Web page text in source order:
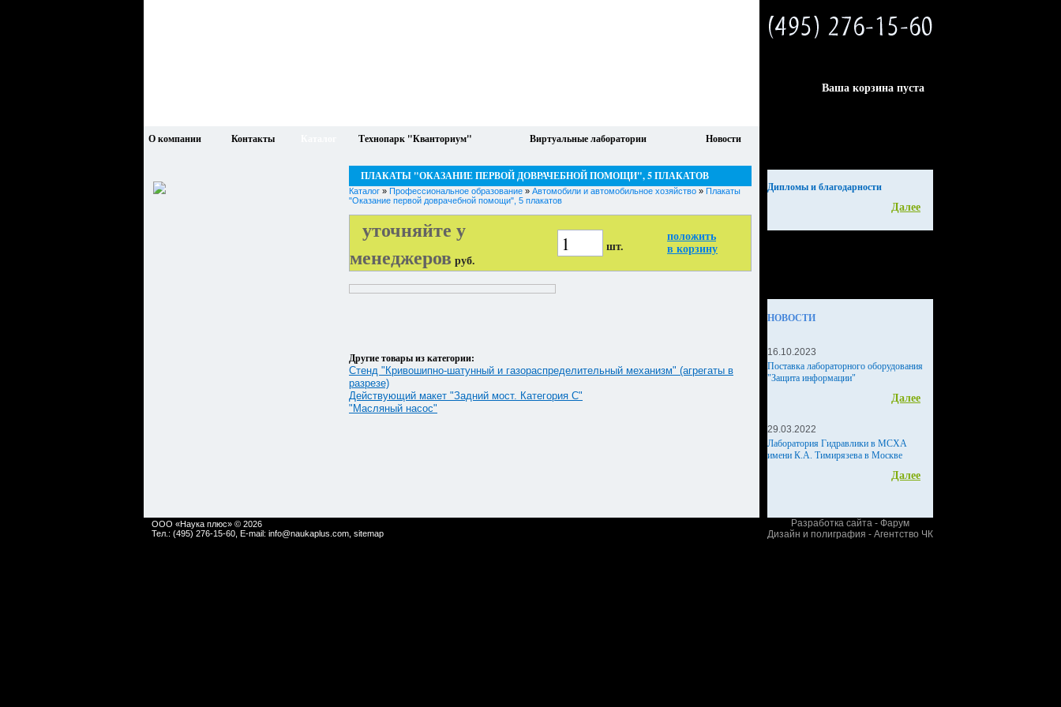
О компании Контакты Технопарк "Кванториум" Виртуальные лаборатории Новости
ПЛАКАТЫ "ОКАЗАНИЕ ПЕРВОЙ ДОВРАЧЕБНОЙ ПОМОЩИ", 5 ПЛАКАТОВ
Каталог » Профессиональное образование » Автомобили и автомобильное хозяйство » Плакаты
"Оказание первой доврачебной помощи", 5 плакатов
уточняйте у
менеджеров руб.
шт.
положить
в корзину
Другие товары из категории:
Стенд "Кривошипно-шатунный и газораспределительный механизм" (агрегаты в
разрезе)
Действующий макет "Задний мост. Категория С"
"Масляный насос"
Ваша корзина пуста
Дипломы и благодарности
Далее
НОВОСТИ
16.10.2023
Поставка лабораторного оборудования
"Защита информации"
Далее
29.03.2022
Лаборатория Гидравлики в МСХА
имени К.А. Тимирязева в Москве
Далее
ООО «Наука плюс» © 2026
Тел.: (495) 276-15-60, E-mail: info@naukaplus.com sitemap
Разработка сайта - Фарум
Дизайн и полиграфия - Агентство ЧК